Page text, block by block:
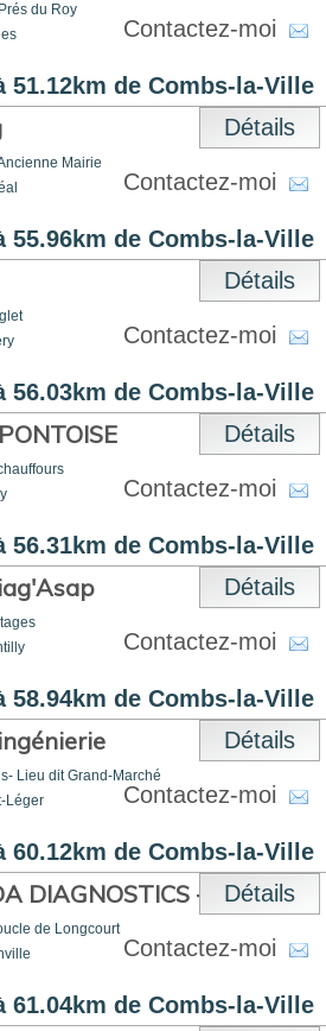
du Roy
51.12km de Combs-la-Ville
Contactez-moi
Mairie
55.96km de Combs-la-Ville
Détails
Contactez-moi
56.03km de Combs-la-Ville
Détails
Contactez-moi
56.31km de Combs-la-Ville
Détails
Contactez-moi
58.94km de Combs-la-Ville
Détails
Contactez-moi
Lieu dit Grand-Marché
Léger
60.12km de Combs-la-Ville
Détails
Contactez-moi
DIAGNOSTICS - AS DIAG
de Longcourt
61.04km de Combs-la-Ville
Détails
Contactez-moi